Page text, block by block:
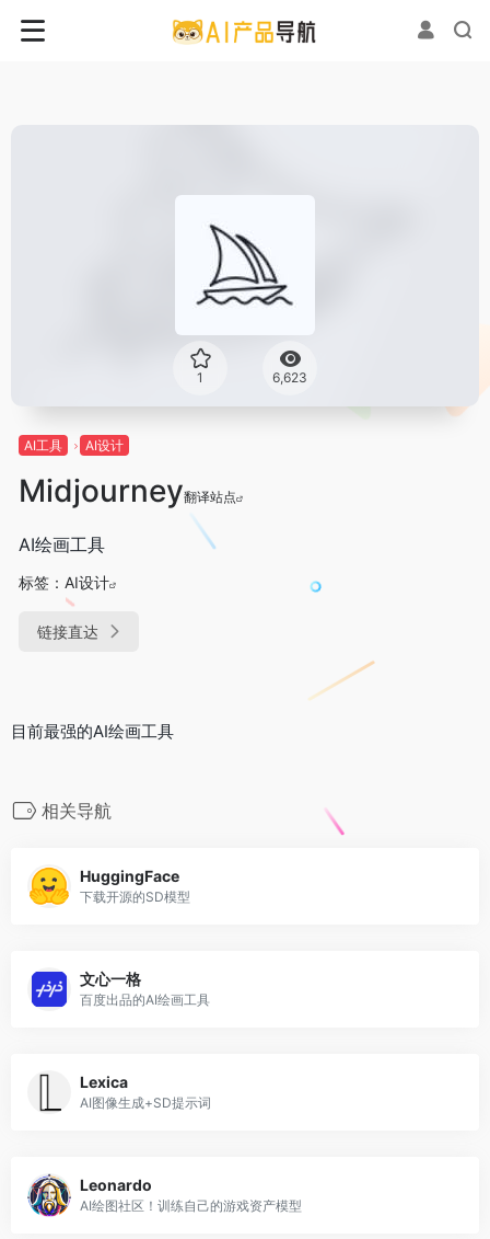
1 6,623
AI工具 AI设计
Midjourney翻译站点
AI绘画工具
标签： AI设计
链接直达
目前最强的AI绘画工具
相关导航
HuggingFace
下载开源的SD模型
文心一格
百度出品的AI绘画工具
Lexica
AI图像生成+SD提示词
Leonardo
AI绘图社区！训练自己的游戏资产模型